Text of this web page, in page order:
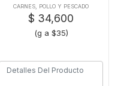
CARNES, POLLO Y PESCADO
$ 34,600
(g a $35)